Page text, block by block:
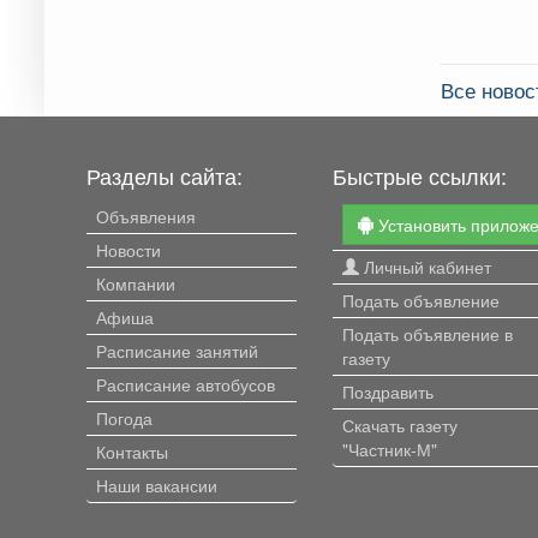
Все
Разделы сайта:
Объявления
Новости
Компании
Афиша
Расписание занятий
Расписание автобусов
Погода
Контакты
Наши вакансии
Быстрые ссылки:
Установить
Личный кабинет
Подать объявление
Подать объявление в
газету
Поздравить
Скачать газету
"Частник-М"